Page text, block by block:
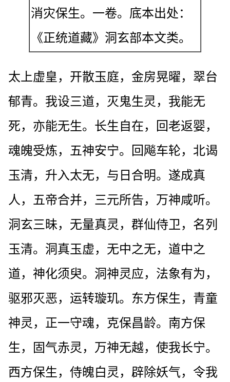
消灾保生。一卷。底本出处：
《正统道藏》洞玄部本文类。
太上虚皇，开散玉庭，金房晃曜，翠台
郁青。我设三道，灭鬼生灵，我能无
死，亦能无生。长生自在，回老返婴，
魂魄受炼，五神安宁。回飚车轮，北谒
玉清，升入太无，与日合明。遂成真
人，五帝合并，三元所告，万神咸听。
洞玄三昧，无量真灵，群仙侍卫，名列
玉清。洞真玉虚，无中之无，道中之
道，神化须臾。洞神灵应，法象有为，
驱邪灭恶，运转璇玑。东方保生，青童
神灵，正一守魂，克保昌龄。南方保
生，固气赤灵，万神无越，使我长宁。
西方保生，侍魄白灵，辟除妖气，令我